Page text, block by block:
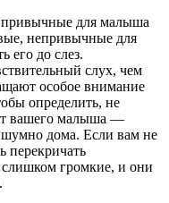
привычные для малыша
непривычные для
его до слез.
слух, чем
особое внимание
определить, не
вашего малыша —
шумно дома. Если вам не
перекричать
слишком громкие, и они